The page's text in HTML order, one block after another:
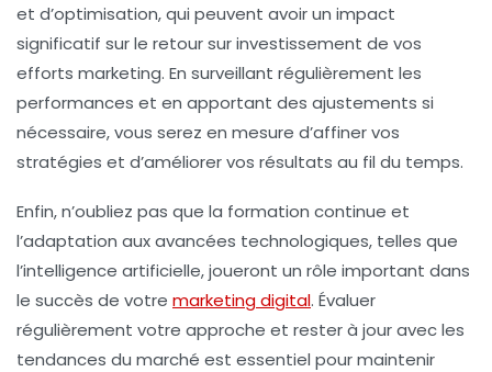
et d’optimisation, qui peuvent avoir un impact
significatif sur le retour sur investissement de vos
efforts marketing. En surveillant régulièrement les
performances et en apportant des ajustements si
nécessaire, vous serez en mesure d’affiner vos
stratégies et d’améliorer vos résultats au fil du temps.
Enfin, n’oubliez pas que la formation continue et
l’adaptation aux avancées technologiques, telles que
l’intelligence artificielle, joueront un rôle important dans
le succès de votre marketing digital. Évaluer
régulièrement votre approche et rester à jour avec les
tendances du marché est essentiel pour maintenir